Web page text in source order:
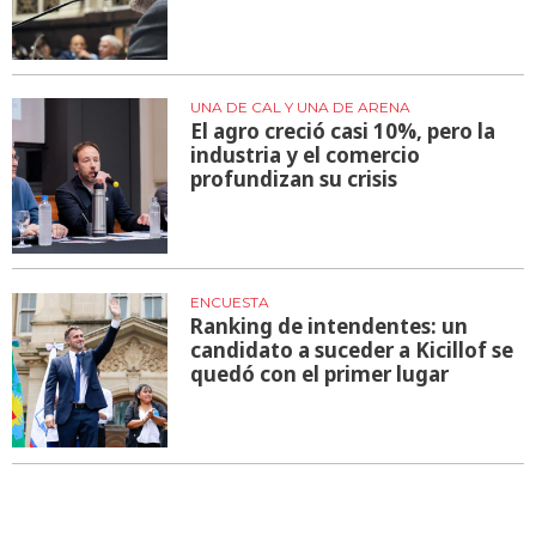
UNA DE CAL Y UNA DE ARENA
El agro creció casi 10%, pero la
industria y el comercio
profundizan su crisis
ENCUESTA
Ranking de intendentes: un
candidato a suceder a Kicillof se
quedó con el primer lugar